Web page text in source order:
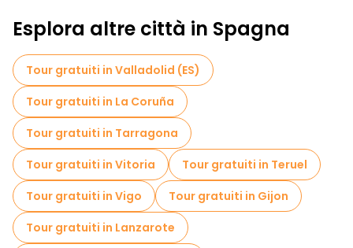
Esplora altre città in Spagna
Tour gratuiti in Valladolid (ES)
Tour gratuiti in La Coruña
Tour gratuiti in Tarragona
Tour gratuiti in Vitoria
Tour gratuiti in Teruel
Tour gratuiti in Vigo
Tour gratuiti in Gijon
Tour gratuiti in Lanzarote